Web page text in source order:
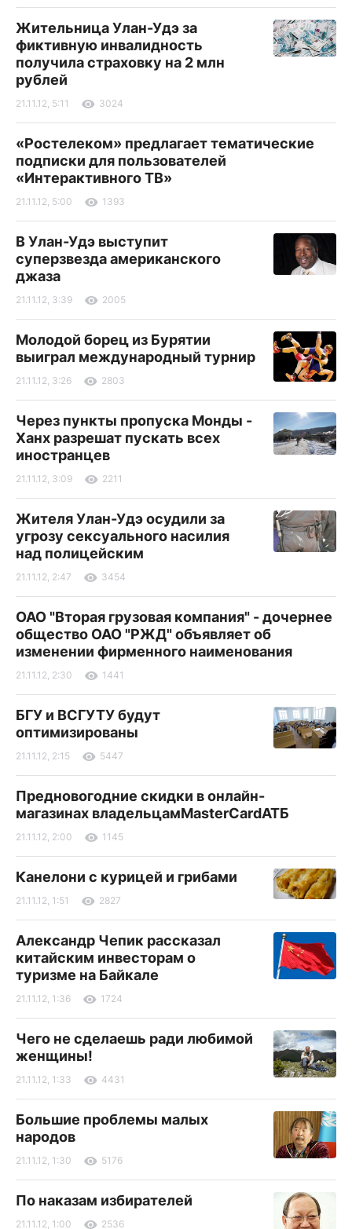
Жительница Улан-Удэ за
фиктивную инвалидность
получила страховку на 2 млн
рублей
21.11.12, 5:11 3024
«Ростелеком» предлагает тематические
подписки для пользователей
«Интерактивного ТВ»
21.11.12, 5:00 1393
В Улан-Удэ выступит
суперзвезда американского
джаза
21.11.12, 3:39 2005
Молодой борец из Бурятии
выиграл международный турнир
21.11.12, 3:26 2803
Через пункты пропуска Монды -
Ханх разрешат пускать всех
иностранцев
21.11.12, 3:09 2211
Жителя Улан-Удэ осудили за
угрозу сексуального насилия
над полицейским
21.11.12, 2:47 3454
ОАО "Вторая грузовая компания" - дочернее
общество ОАО "РЖД" объявляет об
изменении фирменного наименования
21.11.12, 2:30 1441
БГУ и ВСГУТУ будут
оптимизированы
21.11.12, 2:15 5447
Предновогодние скидки в онлайн-
магазинах владельцамMasterCardАТБ
21.11.12, 2:00 1145
Канелони с курицей и грибами
21.11.12, 1:51 2827
Александр Чепик рассказал
китайским инвесторам о
туризме на Байкале
21.11.12, 1:36 1724
Чего не сделаешь ради любимой
женщины!
21.11.12, 1:33 4431
Большие проблемы малых
народов
21.11.12, 1:30 5176
По наказам избирателей
21.11.12, 1:00 2536